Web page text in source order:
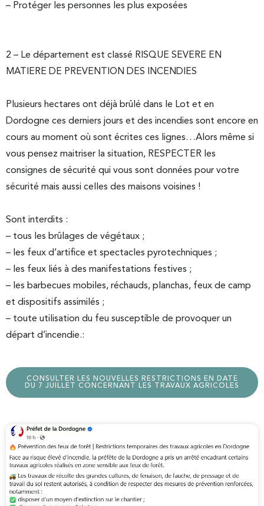
– Protéger les personnes les plus exposées
2 – Le département est classé RISQUE SEVERE EN
MATIERE DE PREVENTION DES INCENDIES
Plusieurs hectares ont déjà brûlé dans le Lot et en
Dordogne ces derniers jours et des incendies sont encore en
cours au moment où sont écrites ces lignes…Alors même si
vous pensez maitriser la situation, RESPECTER les
consignes de sécurité qui vous sont données pour votre
sécurité mais aussi celles des maisons voisines !
Sont interdits :
– tous les brûlages de végétaux ;
– les feux d’artifice et spectacles pyrotechniques ;
– les feux liés à des manifestations festives ;
– les barbecues mobiles, réchauds, planchas, feux de camp
et dispositifs assimilés ;
– toute utilisation du feu susceptible de provoquer un
départ d’incendie.:
CONSULTER LES NOUVELLES RESTRICTIONS EN DATE
DU 7 JUILLET CONCERNANT LES TRAVAUX AGRICOLES